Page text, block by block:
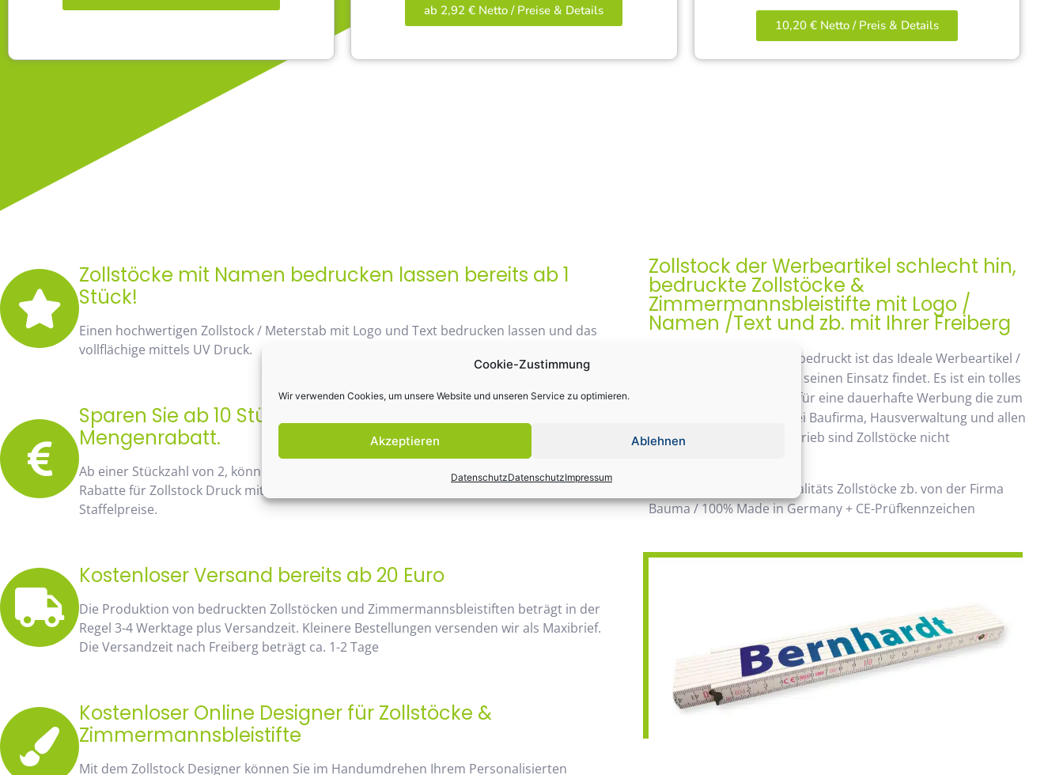
Cookie-Zustimmung
Wir verwenden Cookies, um unsere Website und unseren Service zu optimieren.
Akzeptieren Ablehnen
DatenschutzDatenschutzImpressum
ab 2,92 € Netto / Preise & Details
10,20 € Netto / Preis & Details
Zollstöcke mit Namen bedrucken lassen bereits ab 1
Stück!
Einen hochwertigen Zollstock / Meterstab mit Logo und Text bedrucken lassen und das
vollflächige mittels UV Druck.
Sparen Sie ab 10 Stück fast 48% mit unserem
Mengenrabatt.
Ab einer Stückzahl von 2, können Sie bereits von unserem Mengenrabatt profitieren. Die
Rabatte für Zollstock Druck mit Namen und Logo, sehen Sie sofort anhand der
Staffelpreise.
Kostenloser Versand bereits ab 20 Euro
Die Produktion von bedruckten Zollstöcken und Zimmermannsbleistiften beträgt in der
Regel 3-4 Werktage plus Versandzeit. Kleinere Bestellungen versenden wir als Maxibrief.
Die Versandzeit nach Freiberg beträgt ca. 1-2 Tage
Kostenloser Online Designer für Zollstöcke &
Zimmermannsbleistifte
Mit dem Zollstock Designer können Sie im Handumdrehen Ihrem Personalisierten
Zollstock der Werbeartikel schlecht hin,
bedruckte Zollstöcke &
Zimmermannsbleistifte mit Logo /
Namen /Text und zb. mit Ihrer Freiberg
Der Zollstock, Meterstab bedruckt ist das Ideale Werbeartikel /
Werbegeschenk der auch seinen Einsatz findet. Es ist ein tolles
& praktisches Geschenk, für eine dauerhafte Werbung die zum
Einsatz kommt. Beliebt bei Baufirma, Hausverwaltung und allen
möglichen Handwerksbetrieb sind Zollstöcke nicht
Daher wir verwenden Qualitäts Zollstöcke zb. von der Firma
Bauma / 100% Made in Germany + CE-Prüfkennzeichen